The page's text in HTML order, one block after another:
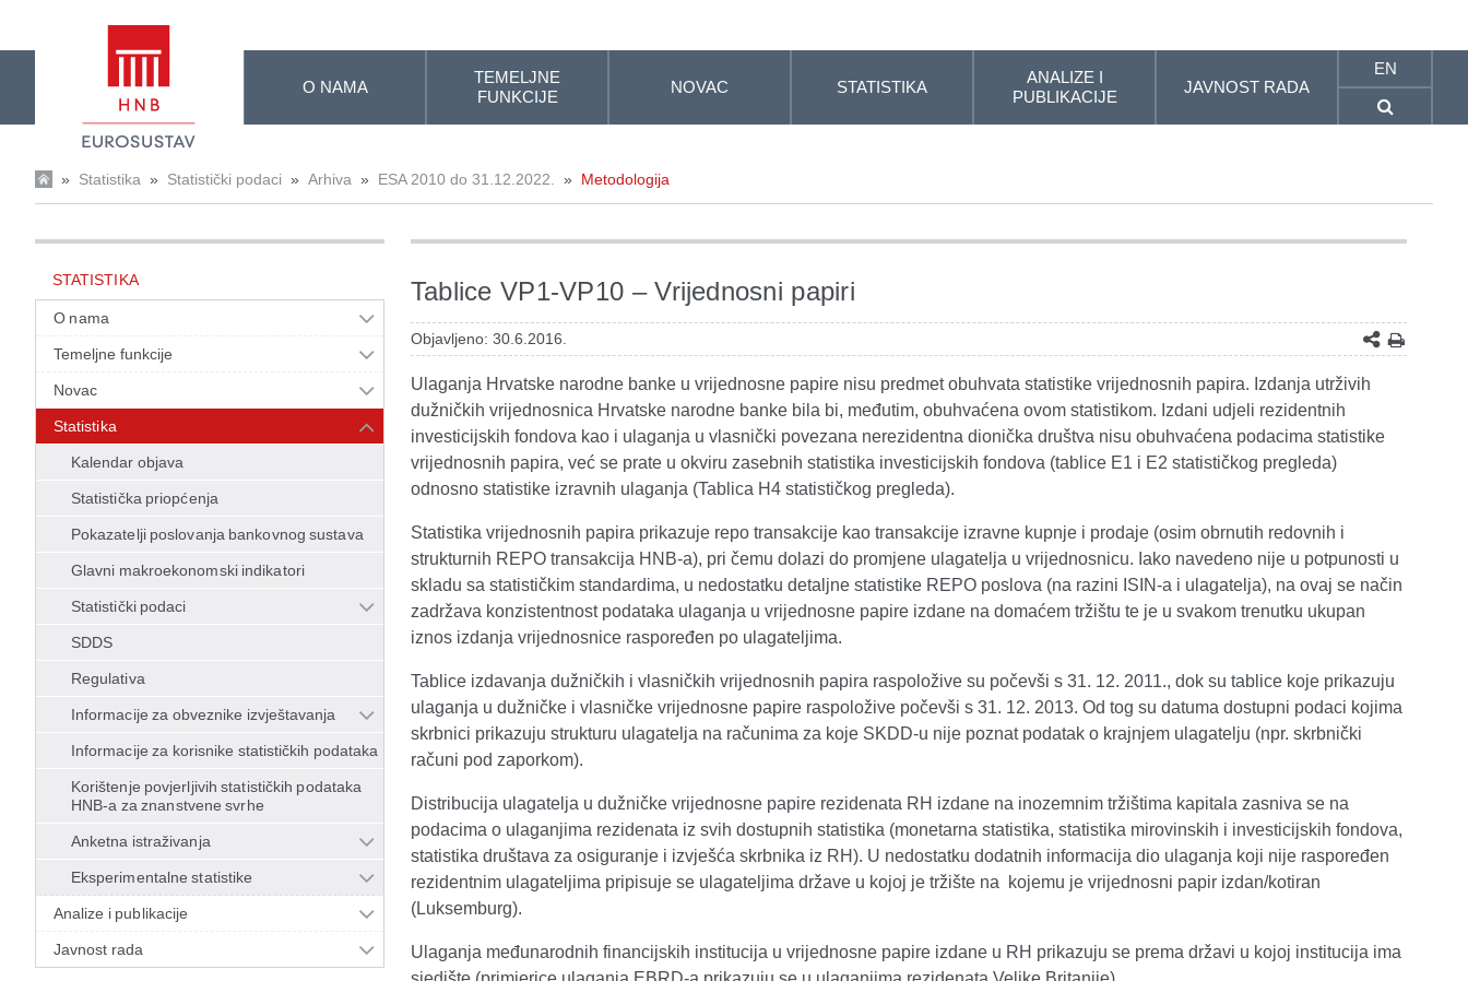
O NAMA
TEMELJNE
FUNKCIJE
NOVAC STATISTIKA
ANALIZE I
PUBLIKACIJE
JAVNOST RADA
EN
» Statistika » Statistički podaci » Arhiva » ESA 2010 do 31.12.2022. » Metodologija
STATISTIKA
O nama
Temeljne funkcije
Novac
Statistika
Kalendar objava
Statistička priopćenja
Pokazatelji poslovanja bankovnog sustava
Glavni makroekonomski indikatori
Statistički podaci
SDDS
Regulativa
Informacije za obveznike izvještavanja
Informacije za korisnike statističkih podataka
Korištenje povjerljivih statističkih podataka
HNB-a za znanstvene svrhe
Anketna istraživanja
Eksperimentalne statistike
Analize i publikacije
Javnost rada
Tablice VP1-VP10 – Vrijednosni papiri
Objavljeno: 30.6.2016.
Ulaganja Hrvatske narodne banke u vrijednosne papire nisu predmet obuhvata statistike vrijednosnih papira. Izdanja utrživih
dužničkih vrijednosnica Hrvatske narodne banke bila bi, međutim, obuhvaćena ovom statistikom. Izdani udjeli rezidentnih
investicijskih fondova kao i ulaganja u vlasnički povezana nerezidentna dionička društva nisu obuhvaćena podacima statistike
vrijednosnih papira, već se prate u okviru zasebnih statistika investicijskih fondova (tablice E1 i E2 statističkog pregleda)
odnosno statistike izravnih ulaganja (Tablica H4 statističkog pregleda).
Statistika vrijednosnih papira prikazuje repo transakcije kao transakcije izravne kupnje i prodaje (osim obrnutih redovnih i
strukturnih REPO transakcija HNB-a), pri čemu dolazi do promjene ulagatelja u vrijednosnicu. Iako navedeno nije u potpunosti u
skladu sa statističkim standardima, u nedostatku detaljne statistike REPO poslova (na razini ISIN-a i ulagatelja), na ovaj se način
zadržava konzistentnost podataka ulaganja u vrijednosne papire izdane na domaćem tržištu te je u svakom trenutku ukupan
iznos izdanja vrijednosnice raspoređen po ulagateljima.
Tablice izdavanja dužničkih i vlasničkih vrijednosnih papira raspoložive su počevši s 31. 12. 2011., dok su tablice koje prikazuju
ulaganja u dužničke i vlasničke vrijednosne papire raspoložive počevši s 31. 12. 2013. Od tog su datuma dostupni podaci kojima
skrbnici prikazuju strukturu ulagatelja na računima za koje SKDD-u nije poznat podatak o krajnjem ulagatelju (npr. skrbnički
računi pod zaporkom).
Distribucija ulagatelja u dužničke vrijednosne papire rezidenata RH izdane na inozemnim tržištima kapitala zasniva se na
podacima o ulaganjima rezidenata iz svih dostupnih statistika (monetarna statistika, statistika mirovinskih i investicijskih fondova,
statistika društava za osiguranje i izvješća skrbnika iz RH). U nedostatku dodatnih informacija dio ulaganja koji nije raspoređen
rezidentnim ulagateljima pripisuje se ulagateljima države u kojoj je tržište na kojemu je vrijednosni papir izdan/kotiran
(Luksemburg).
Ulaganja međunarodnih financijskih institucija u vrijednosne papire izdane u RH prikazuju se prema državi u kojoj institucija ima